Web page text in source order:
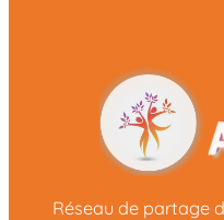
Réseau de partage